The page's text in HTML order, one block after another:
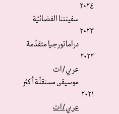
٢٠٢٤
سفينتنا الفضائيّة
٢٠٢٣
دراماتورجيا متقدّمة
٢٠٢٢
عربي/ات
موسيقى مستقلّة أكثر
٢٠٢١
عربي/ات